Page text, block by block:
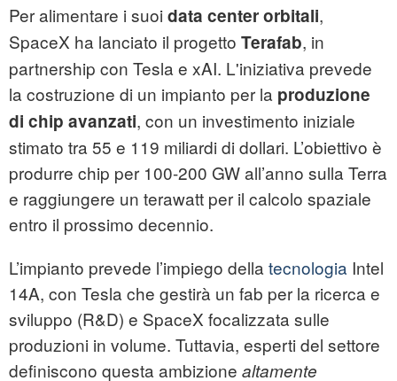
Per alimentare i suoi data center orbitali,
SpaceX ha lanciato il progetto Terafab, in
partnership con Tesla e xAI. L'iniziativa prevede
la costruzione di un impianto per la produzione
di chip avanzati, con un investimento iniziale
stimato tra 55 e 119 miliardi di dollari. L’obiettivo è
produrre chip per 100-200 GW all’anno sulla Terra
e raggiungere un terawatt per il calcolo spaziale
entro il prossimo decennio.
L’impianto prevede l’impiego della tecnologia Intel
14A, con Tesla che gestirà un fab per la ricerca e
sviluppo (R&D) e SpaceX focalizzata sulle
produzioni in volume. Tuttavia, esperti del settore
definiscono questa ambizione altamente